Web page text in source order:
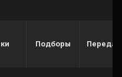
Подборы